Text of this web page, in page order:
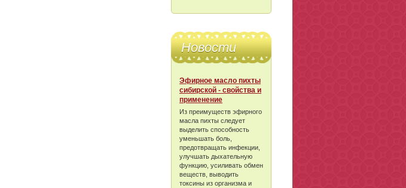
Новости
Эфирное масло пихты
сибирской - свойства и
применение
Из преимуществ эфирного
масла пихты следует
выделить способность
уменьшать боль,
предотвращать инфекции,
улучшать дыхательную
функцию, усиливать обмен
веществ, выводить
токсины из организма и